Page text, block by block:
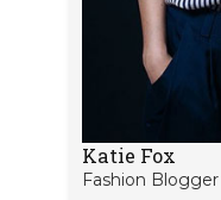
Katie Fox
Fashion Blogger